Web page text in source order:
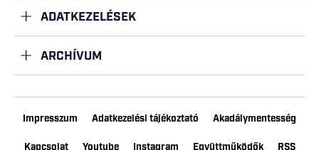
ADATKEZELÉSEK
ARCHÍVUM
Impresszum Adatkezelési tájékoztató Akadálymentesség
Kapcsolat Youtube Instagram Együttműködők RSS